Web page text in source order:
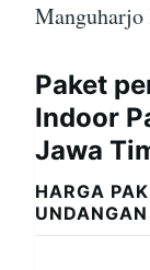
Manguharjo
Paket
Indoor
Jawa
HARGA
UNDANGAN